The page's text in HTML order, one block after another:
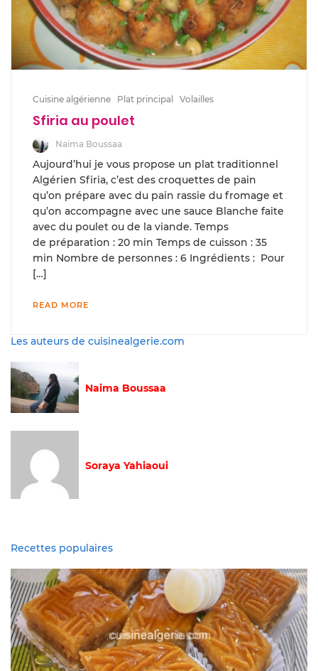
Cuisine algérienne Plat principal Volailles
Sfiria au poulet
Naima Boussaa
Aujourd’hui je vous propose un plat traditionnel
Algérien Sfiria, c’est des croquettes de pain
qu’on prépare avec du pain rassie du fromage et
qu’on accompagne avec une sauce Blanche faite
avec du poulet ou de la viande. Temps
de préparation : 20 min Temps de cuisson : 35
min Nombre de personnes : 6 Ingrédients : Pour
[…]
READ MORE
Les auteurs de cuisinealgerie.com
Naima Boussaa
Soraya Yahiaoui
Recettes populaires